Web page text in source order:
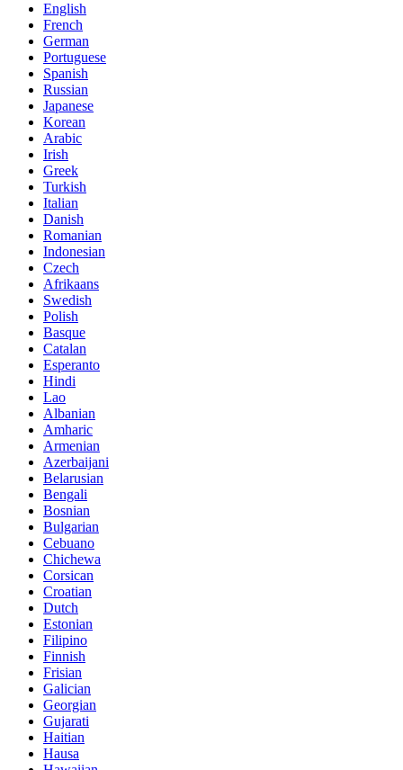
English
French
German
Portuguese
Spanish
Russian
Japanese
Korean
Arabic
Irish
Greek
Turkish
Italian
Danish
Romanian
Indonesian
Czech
Afrikaans
Swedish
Polish
Basque
Catalan
Esperanto
Hindi
Lao
Albanian
Amharic
Armenian
Azerbaijani
Belarusian
Bengali
Bosnian
Bulgarian
Cebuano
Chichewa
Corsican
Croatian
Dutch
Estonian
Filipino
Finnish
Frisian
Galician
Georgian
Gujarati
Haitian
Hausa